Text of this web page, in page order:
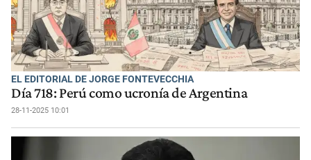
EL EDITORIAL DE JORGE FONTEVECCHIA
Día 718: Perú como ucronía de Argentina
28-11-2025 10:01